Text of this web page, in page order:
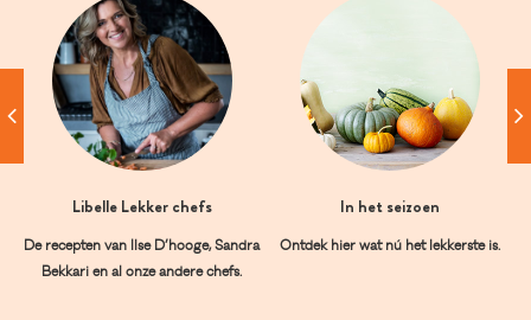
Libelle Lekker chefs
De recepten van Ilse D’hooge, Sandra
Bekkari en al onze andere chefs.
In het seizoen
Ontdek hier wat nú het lekkerste is.